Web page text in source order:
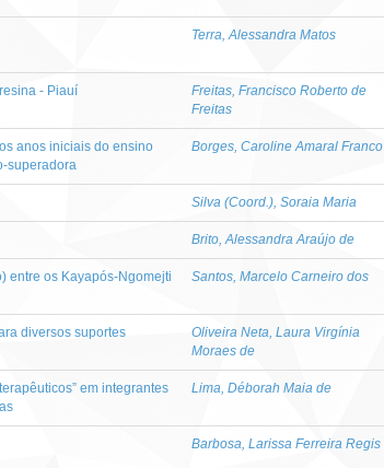
Terra, Alessandra Matos
- Piauí
Freitas, Francisco Roberto de
Freitas
anos iniciais do ensino
superadora
Borges, Caroline Amaral Franco
Silva (Coord.), Soraia Maria
Brito, Alessandra Araújo de
entre os Kayapós-Ngomejti Santos, Marcelo Carneiro dos
diversos suportes
Oliveira Neta, Laura Virgínia
Moraes de
em integrantes
Lima, Déborah Maia de
Barbosa, Larissa Ferreira Regis